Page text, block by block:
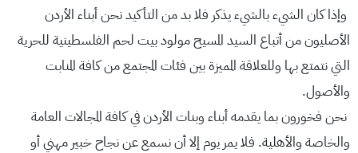
وإذا كان الشيء بالشيء يذكر فلا بد من التأكيد نحن أبناء الأردن
الأصليون من أتباع السيد المسيح مولود بيت لحم الفلسطينية للحرية
التي نتمتع بها وللعلاقة المميزة بين فئات المجتمع من كافة المنابت
والأصول.
نحن فخورون بما يقدمه أبناء وبنات الأردن في كافة المجالات العامة
والخاصة والأهلية. فلا يمر يوم إلا أن نسمع عن نجاح خبير مهني أو